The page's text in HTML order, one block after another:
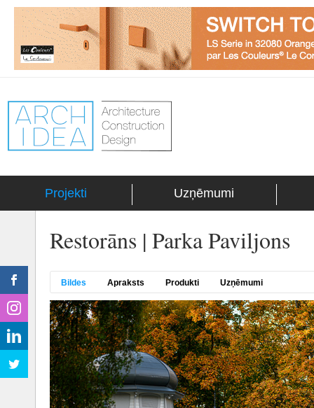
Projekti Uzņēmumi
Restorāns | Parka Paviljons
Bildes Apraksts Produkti Uzņēmumi